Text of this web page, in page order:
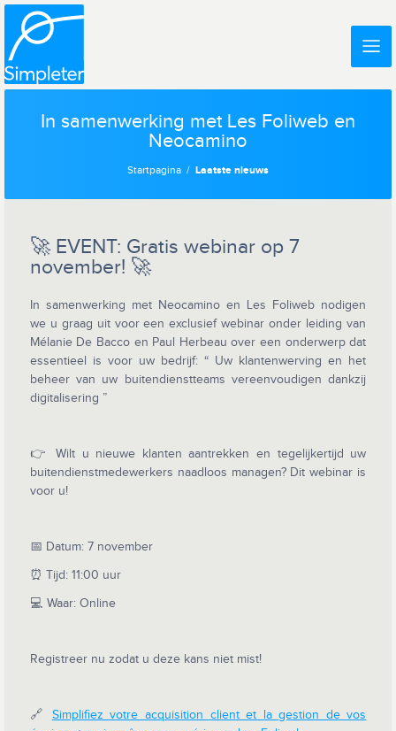
In samenwerking met Les Foliweb en
Neocamino
Startpagina Laatste nieuws
🚀 EVENT: Gratis webinar op 7
november! 🚀
In samenwerking met Neocamino en Les Foliweb nodigen
we u graag uit voor een exclusief webinar onder leiding van
Mélanie De Bacco en Paul Herbeau over een onderwerp dat
essentieel is voor uw bedrijf: “ Uw klantenwerving en het
beheer van uw buitendienstteams vereenvoudigen dankzij
digitalisering ”
👉 Wilt u nieuwe klanten aantrekken en tegelijkertijd uw
buitendienstmedewerkers naadloos managen? Dit webinar is
voor u!
📅 Datum: 7 november
⏰ Tijd: 11:00 uur
💻 Waar: Online
Registreer nu zodat u deze kans niet mist!
🔗 Simplifiez votre acquisition client et la gestion de vos